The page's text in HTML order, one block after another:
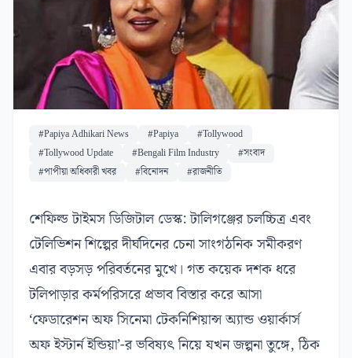
#Papiya Adhikari News #Papiya
#Tollywood
#Tollywood Update
#Bengali Film Industry
#সংবাদ
#পাপীয়া অধিকারী খবর
#বিনোদন #রাজনীতি
শেফিল্ড টাইমস ডিজিটাল ডেস্ক: টালিগঞ্জের চলচ্চিত্র এবং
টেলিভিশন শিল্পের দীর্ঘদিনের চেনা সাংগঠনিক সমীকরণ
এবার বড়সড় পরিবর্তনের মুখে। গত কয়েক দশক ধরে
টলিপাড়ার কর্মপরিসরে প্রভাব বিস্তার করে আসা
‘ফেডারেশন অফ সিনেমা টেকনিশিয়ান্স অ্যান্ড ওয়ার্কার্স
অফ ইস্টার্ন ইন্ডিয়া’-র ভবিষ্যৎ নিয়ে যখন জল্পনা তুঙ্গে, ঠিক